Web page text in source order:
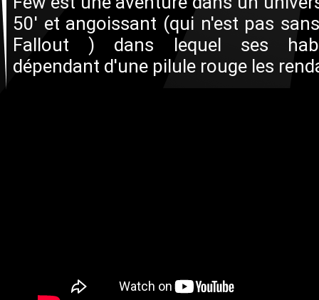
50' et angoissant (qui n'est pas
Fallout ) dans lequel ses
dépendant d'une pilule rouge les